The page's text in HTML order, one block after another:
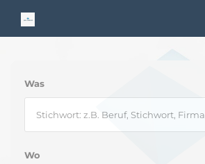
Was
Wo